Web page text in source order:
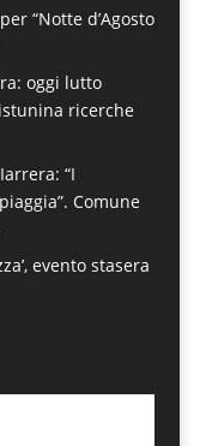
“Notte d’Agosto
oggi lutto
ricerche
“I
Comune
evento stasera